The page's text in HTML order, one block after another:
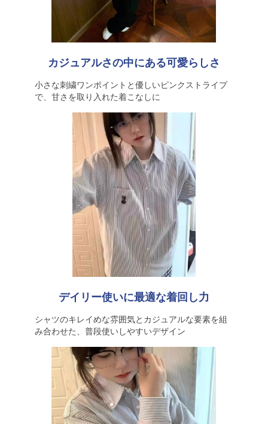
カジュアルさの中にある可愛らしさ
小さな刺繍ワンポイントと優しいピンクストライプ
で、甘さを取り入れた着こなしに
デイリー使いに最適な着回し力
シャツのキレイめな雰囲気とカジュアルな要素を組
み合わせた、普段使いしやすいデザイン